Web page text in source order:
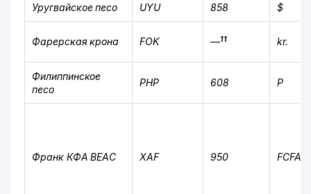
Уругвайское песо UYU 858 $
Фарерская крона FOK —11 kr.
Филиппинское
песо
PHP 608 P
Франк КФА BEAC XAF 950 FCFA